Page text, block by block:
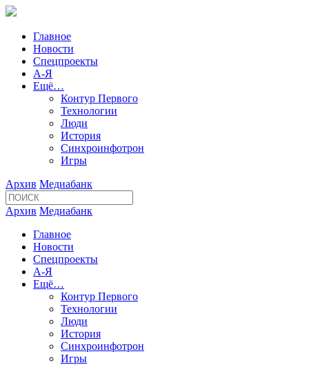
Главное
Новости
Спецпроекты
А-Я
Ещё…
Контур Первого
Технологии
Люди
История
Синхроинфотрон
Игры
Архив Медиабанк
Архив Медиабанк
Главное
Новости
Спецпроекты
А-Я
Ещё…
Контур Первого
Технологии
Люди
История
Синхроинфотрон
Игры